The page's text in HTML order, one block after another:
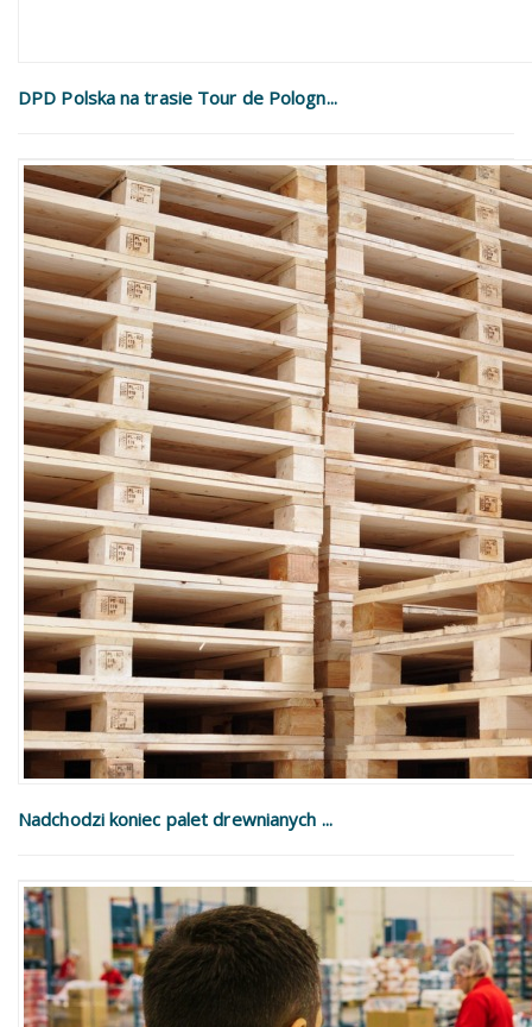
DPD Polska na trasie Tour de Pologn...
Nadchodzi koniec palet drewnianych ...